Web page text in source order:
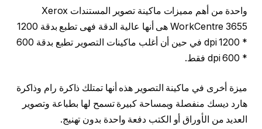
واحدة من أهم مميزات ماكينة تصوير المستندات Xerox
WorkCentre 3655 هى أنها عالية الدقة فهى تطبع بدقة 1200
* 1200 dpi في حين أن أغلب ماكينات التصوير تطبع بدقة 600
* 600 dpi فقط.
ميزة أخرى في ماكينة التصوير هذه أنها تمتلك ذاكرة رام وذاكرة
هارد ديسك منفصلة وبمساحة كبيرة تسمح لها بطباعة وتصوير
العديد من الأوراق أو الكتب دفعة واحدة بدون تهنيج.